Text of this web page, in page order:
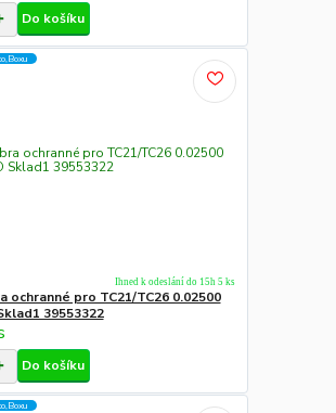
Do košíku
ochranné pro TC21/TC26 0.02500
39553322
Ihned k odeslání do 15h 5 ks
Do košíku